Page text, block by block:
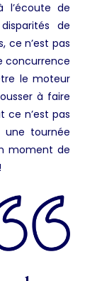
l’écoute de
de
ce n’est pas
concurrence
le moteur
à faire
ce n’est pas
une tournée
moment de